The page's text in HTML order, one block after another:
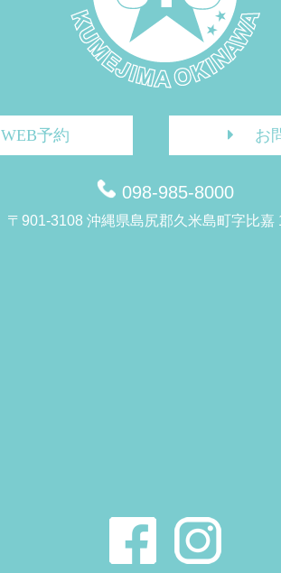
WEB予約 お
098-985-8000
〒901-3108 沖縄県島尻郡久米島町字比嘉